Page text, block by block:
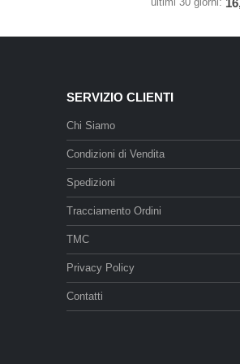
SERVIZIO CLIENTI
Chi Siamo
Condizioni di Vendita
Spedizioni
Tracciamento Ordini
TMC
Privacy Policy
Contatti